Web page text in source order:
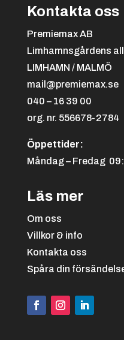
Svart/
Kontakta oss
Premiemax AB
Limhamnsgårdens
LIMHAMN / MALMÖ
mail@premiemax.se
040 – 16 39 00
org. nr. 556678-2784
Öppettider:
Måndag – Fredag
Läs mer
Om oss
Villkor & info
Kontakta oss
Spåra din